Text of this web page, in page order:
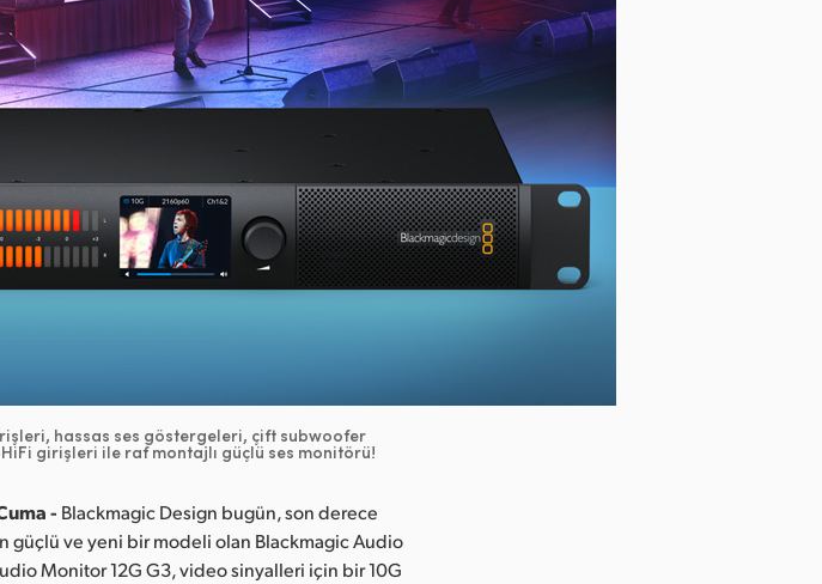
hassas ses göstergeleri, çift subwoofer
girişleri ile raf montajlı güçlü ses monitörü!
- Blackmagic Design bugün, son derece
güçlü ve yeni bir modeli olan Blackmagic Audio
Monitor 12G G3, video sinyalleri için bir 10G